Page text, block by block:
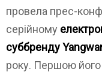
провела прес-
серійному
суббренду
року. Першою